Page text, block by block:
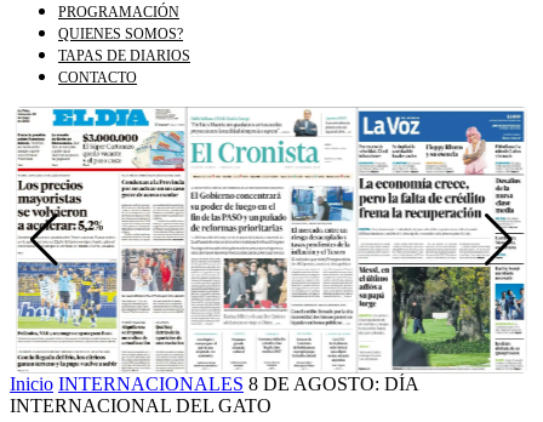
PROGRAMACIÓN
QUIENES SOMOS?
TAPAS DE DIARIOS
CONTACTO
Inicio INTERNACIONALES 8 DE AGOSTO: DÍA
INTERNACIONAL DEL GATO